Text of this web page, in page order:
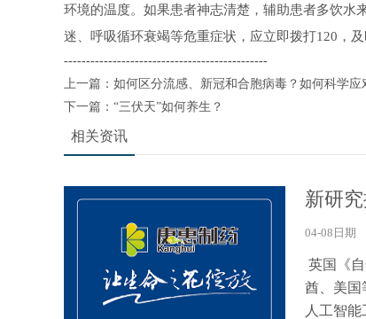
环境的温度。如果患者神志清楚，辅助患者多饮水
迷、呼吸循环衰竭等危重症状，应立即拨打120，及
----------------------------------------------
上一篇： 如何区分流感、新冠和合胞病毒？如何科学应
下一篇： “三伏天”如何养生？
相关资讯
新研
04-08日期
英国《
酋、美国
人工智